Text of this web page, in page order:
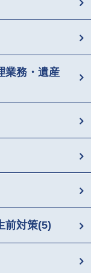
業務・遺産
前対策(5)